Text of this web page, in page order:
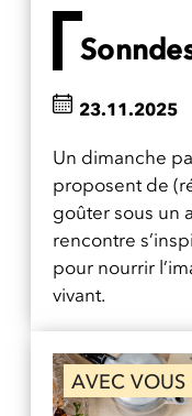
Un dimanche
proposent de
goûter sous un
rencontre
pour nourrir
vivant.
23.11.2025
AVEC VOUS